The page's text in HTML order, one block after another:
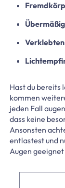
Hast du bereits
kommen
jeden Fall
dass keine
Ansonsten
entlastest und
Augen